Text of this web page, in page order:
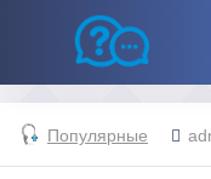
Популярные